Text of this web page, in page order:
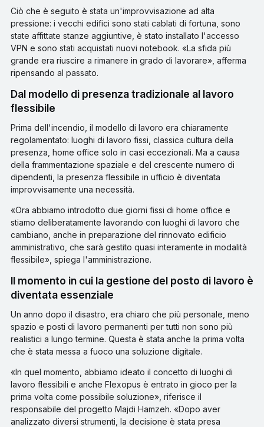
Ciò che è seguito è stata un'improvvisazione ad alta
pressione: i vecchi edifici sono stati cablati di fortuna, sono
state affittate stanze aggiuntive, è stato installato l'accesso
VPN e sono stati acquistati nuovi notebook. «La sfida più
grande era riuscire a rimanere in grado di lavorare», afferma
ripensando al passato.
Dal modello di presenza tradizionale al lavoro
flessibile
Prima dell'incendio, il modello di lavoro era chiaramente
regolamentato: luoghi di lavoro fissi, classica cultura della
presenza, home office solo in casi eccezionali. Ma a causa
della frammentazione spaziale e del crescente numero di
dipendenti, la presenza flessibile in ufficio è diventata
improvvisamente una necessità.
«Ora abbiamo introdotto due giorni fissi di home office e
stiamo deliberatamente lavorando con luoghi di lavoro che
cambiano, anche in preparazione del rinnovato edificio
amministrativo, che sarà gestito quasi interamente in modalità
flessibile», spiega l'amministrazione.
Il momento in cui la gestione del posto di lavoro è
diventata essenziale
Un anno dopo il disastro, era chiaro che più personale, meno
spazio e posti di lavoro permanenti per tutti non sono più
realistici a lungo termine. Questa è stata anche la prima volta
che è stata messa a fuoco una soluzione digitale.
«In quel momento, abbiamo ideato il concetto di luoghi di
lavoro flessibili e anche Flexopus è entrato in gioco per la
prima volta come possibile soluzione», riferisce il
responsabile del progetto Majdi Hamzeh. «Dopo aver
analizzato diversi strumenti, la decisione è stata presa